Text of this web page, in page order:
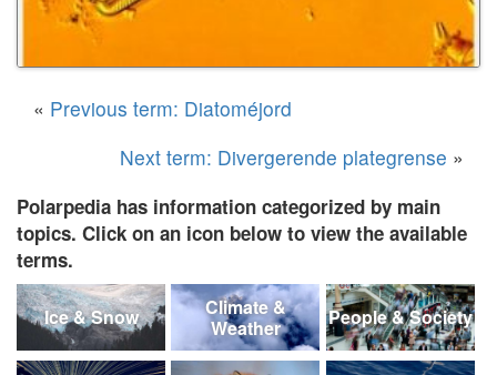
« Previous term: Diatoméjord
Next term: Divergerende plategrense »
Polarpedia has information categorized by main
topics. Click on an icon below to view the available
terms.
Ice & Snow
Climate &
Weather
People & Society